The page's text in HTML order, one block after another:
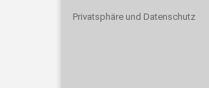
Privatsphäre und Datenschutz